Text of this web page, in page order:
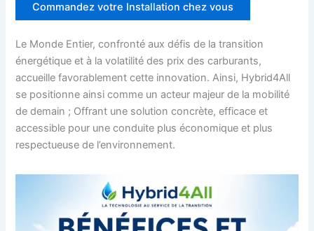
Commandez votre Installation chez vous
Le Monde Entier, confronté aux défis de la transition
énergétique et à la volatilité des prix des carburants,
accueille favorablement cette innovation. Ainsi, Hybrid4All
se positionne ainsi comme un acteur majeur de la mobilité
de demain ; Offrant une solution concrète, efficace et
accessible pour une conduite plus économique et plus
respectueuse de l’environnement.